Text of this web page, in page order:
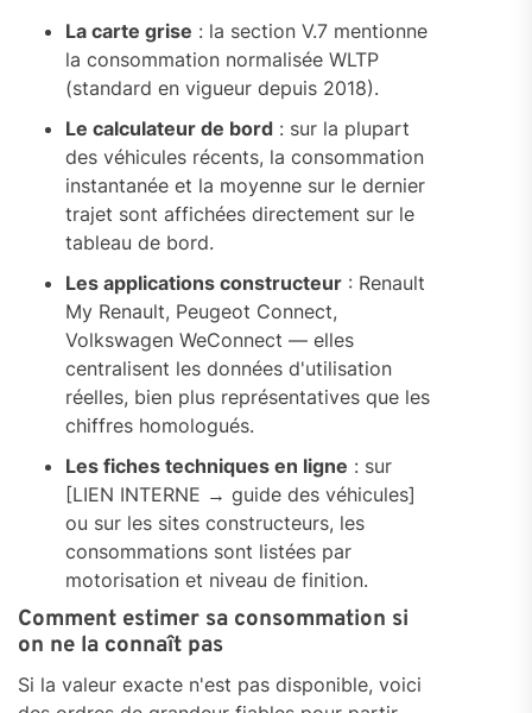
La carte grise : la section V.7 mentionne
la consommation normalisée WLTP
(standard en vigueur depuis 2018).
Le calculateur de bord : sur la plupart
des véhicules récents, la consommation
instantanée et la moyenne sur le dernier
trajet sont affichées directement sur le
tableau de bord.
Les applications constructeur : Renault
My Renault, Peugeot Connect,
Volkswagen WeConnect — elles
centralisent les données d'utilisation
réelles, bien plus représentatives que les
chiffres homologués.
Les fiches techniques en ligne : sur
[LIEN INTERNE → guide des véhicules]
ou sur les sites constructeurs, les
consommations sont listées par
motorisation et niveau de finition.
Comment estimer sa consommation si
on ne la connaît pas
Si la valeur exacte n'est pas disponible, voici